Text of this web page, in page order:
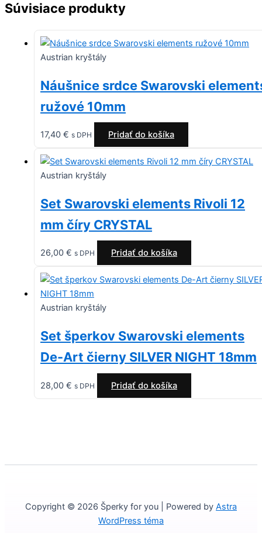
Súvisiace produkty
Austrian kryštály
Náušnice srdce Swarovski
ružové 10mm
17,40 € s DPH Pridať do košíka
Austrian kryštály
Set Swarovski elements Rivoli 12
mm číry CRYSTAL
26,00 € s DPH Pridať do košíka
Austrian kryštály
Set šperkov Swarovski elements
De-Art čierny SILVER NIGHT 18mm
28,00 € s DPH Pridať do košíka
Copyright © 2026 Šperky for you | Powered by Astra
WordPress téma